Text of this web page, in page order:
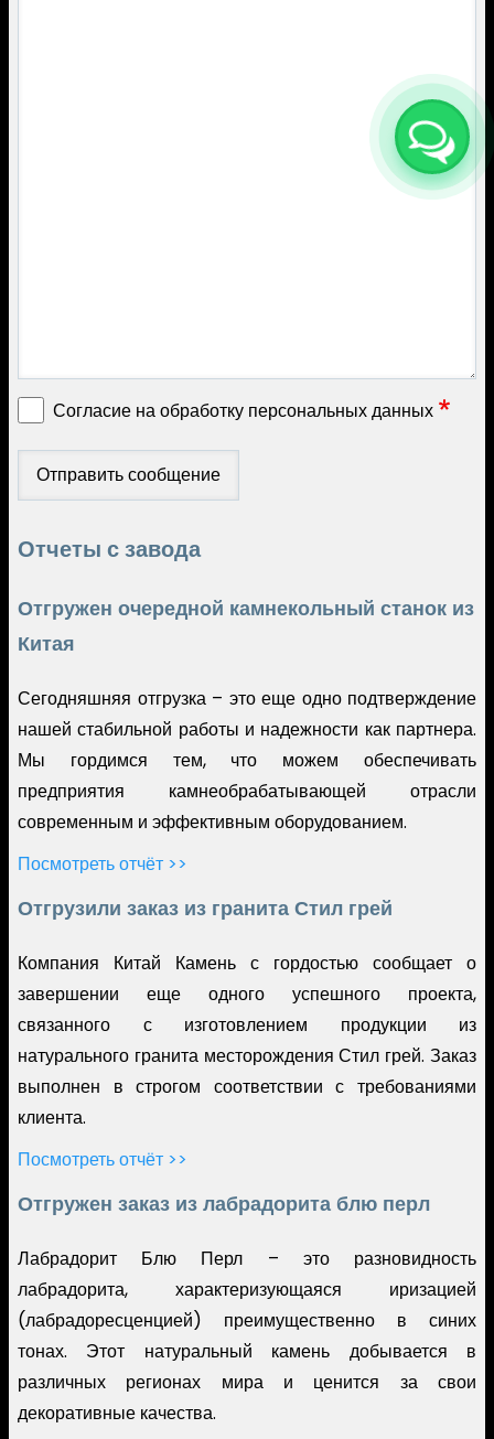
Согласие на обработку персональных данных
Отчеты с завода
Отгружен очередной камнекольный станок из
Китая
Сегодняшняя отгрузка – это еще одно подтверждение
нашей стабильной работы и надежности как партнера.
Мы гордимся тем, что можем обеспечивать
предприятия камнеобрабатывающей отрасли
современным и эффективным оборудованием.
Посмотреть отчёт >>
Отгрузили заказ из гранита Стил грей
Компания Китай Камень с гордостью сообщает о
завершении еще одного успешного проекта,
связанного с изготовлением продукции из
натурального гранита месторождения Стил грей. Заказ
выполнен в строгом соответствии с требованиями
клиента.
Посмотреть отчёт >>
Отгружен заказ из лабрадорита блю перл
Лабрадорит Блю Перл – это разновидность
лабрадорита, характеризующаяся иризацией
(лабрадоресценцией) преимущественно в синих
тонах. Этот натуральный камень добывается в
различных регионах мира и ценится за свои
декоративные качества.